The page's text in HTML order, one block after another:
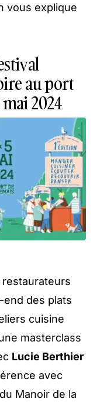
vous explique
au port
2024
restaurateurs
des plats
cuisine
masterclass
Lucie Berthier
avec
Manoir de la